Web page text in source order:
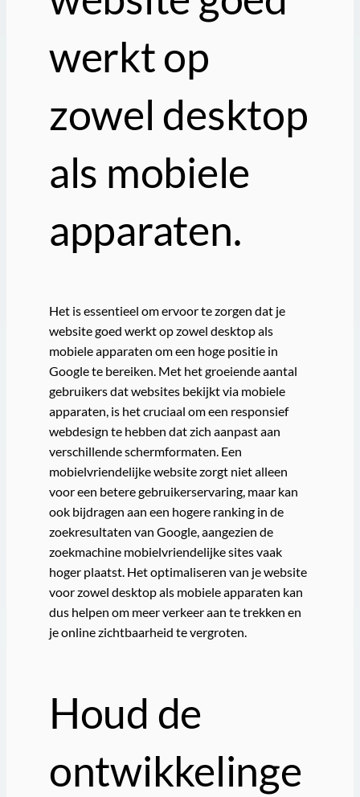
werkt op
zowel desktop
als mobiele
apparaten.
Het is essentieel om ervoor te zorgen dat je
website goed werkt op zowel desktop als
mobiele apparaten om een hoge positie in
Google te bereiken. Met het groeiende aantal
gebruikers dat websites bekijkt via mobiele
apparaten, is het cruciaal om een responsief
webdesign te hebben dat zich aanpast aan
verschillende schermformaten. Een
mobielvriendelijke website zorgt niet alleen
voor een betere gebruikerservaring, maar kan
ook bijdragen aan een hogere ranking in de
zoekresultaten van Google, aangezien de
zoekmachine mobielvriendelijke sites vaak
hoger plaatst. Het optimaliseren van je website
voor zowel desktop als mobiele apparaten kan
dus helpen om meer verkeer aan te trekken en
je online zichtbaarheid te vergroten.
Houd de
ontwikkelinge